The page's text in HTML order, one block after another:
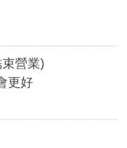
營業)
更好